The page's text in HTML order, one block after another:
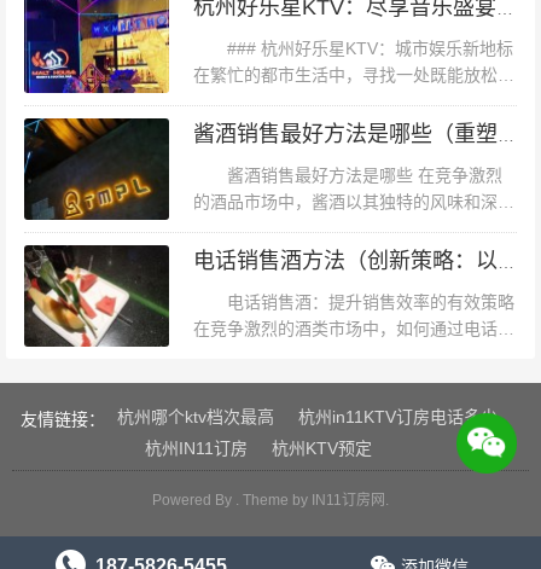
的娱乐市场中脱颖而出。这里不仅是音乐的殿堂，更是社
交与放松的绝佳场所。如果你想要体验一场与众不同的K
歌之旅，不妨来**杭州潮牌KTV**，感受音乐与潮流的碰撞
吧！
### 杭州好乐星KTV：城市娱乐新地标
在繁忙的都市生活中，寻找一处既能放松身
心，又能享受音乐盛宴的场所，成为了许多
人的小确幸。杭州，这座历史悠久而又充满
酱酒销售最好方法是哪些 在竞争激烈
的酒品市场中，酱酒以其独特的风味和深厚
的文化底蕴，逐渐成为了众多消费者的心头
好。然而，如何有效地销售酱酒，使之成为
电话销售酒：提升销售效率的有效策略
在竞争激烈的酒类市场中，如何通过电话销
对的挑战。电话作为一种传统的营销工具，
其独特的优势在于能够直接与客户沟...
友情链接： 杭州哪个ktv档次最高
杭州in11KTV订房电话多少
杭州IN11订房
杭州KTV预定
Powered By . Theme by IN11订房网 .